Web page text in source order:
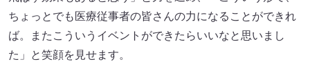
ちょっとでも医療従事者の皆さんの力になることができれ
ば。またこういうイベントができたらいいなと思いまし
た」と笑顔を見せます。